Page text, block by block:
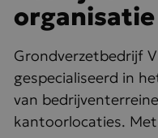
organisatie
Grondverzetbedrijf
gespecialiseerd in
van
kantoorlocaties.